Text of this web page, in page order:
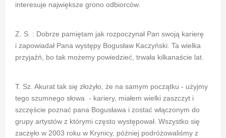
interesuje największe grono odbiorców.
Z. S. : Dobrze pamiętam jak rozpoczynał Pan swoją karierę
i zapowiadał Pana występy Bogusław Kaczyński. Ta wielka
przyjaźń, bo tak możemy powiedzieć, trwała kilkanaście lat.
T. Sz. Akurat tak się złożyło, że na samym początku - użyjmy
tego szumnego słowa - kariery, miałem wielki zaszczyt i
szczęście poznać pana Bogusława i zostać włączonym do
grupy artystów z którymi często występował. Wszystko się
zaczęło w 2003 roku w Krynicy, później podróżowaliśmy z